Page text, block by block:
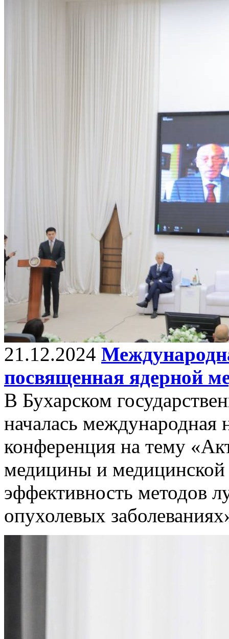
21.12.2024
посвященная ядерной
В Бухарском
началась международная
конференция на тему
медицины и
эффективность методов
опухолевых